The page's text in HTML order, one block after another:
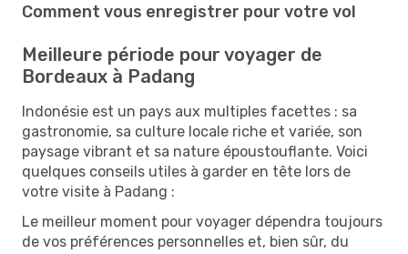
Comment vous enregistrer pour votre vol
Meilleure période pour voyager de
Bordeaux à Padang
Indonésie est un pays aux multiples facettes : sa
gastronomie, sa culture locale riche et variée, son
paysage vibrant et sa nature époustouflante. Voici
quelques conseils utiles à garder en tête lors de
votre visite à Padang :
Le meilleur moment pour voyager dépendra toujours
de vos préférences personnelles et, bien sûr, du